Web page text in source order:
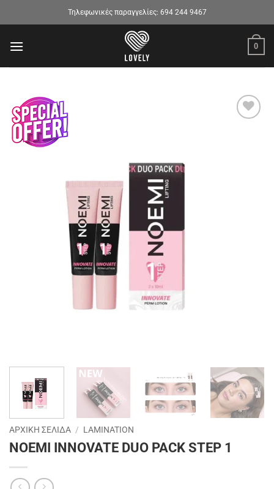
στο
Τηλεφωνικές παραγγελίες: 694 244 9467
0
ΑΡΧΙΚΉ ΣΕΛΊΔΑ / LAMINATION
NOEMI INNOVATE DUO PACK STEP 1